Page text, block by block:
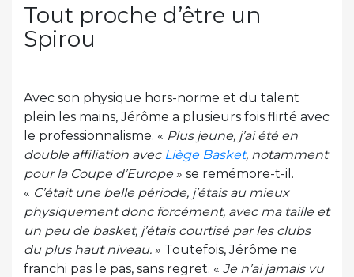
Tout proche d’être un
Spirou
Avec son physique hors-norme et du talent
plein les mains, Jérôme a plusieurs fois flirté avec
le professionnalisme. « Plus jeune, j’ai été en
double affiliation avecLiège Basket, notamment
pour la Coupe d’Europe» se remémore-t-il.
« C’était une belle période, j’étais au mieux
physiquement donc forcément, avec ma taille et
un peu de basket, j’étais courtisé par les clubs
du plus haut niveau. » Toutefois, Jérôme ne
franchi pas le pas, sans regret. « Je n’ai jamais vu